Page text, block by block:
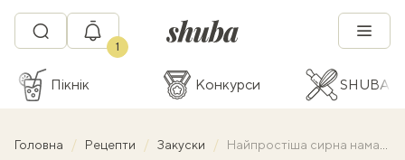
1
Пікнік Конкурси SHUBA
Головна Рецепти Закуски Найпростіша сирна намазка на хліб — домашній рецепт